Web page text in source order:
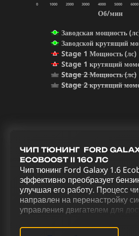
Об/мин
Заводская мощность
Заводской крутящий
Stage 1 Мощность (лс)
Stage 1 крутящий
Stage 2 Мощность (лс)
Stage 2 крутящий
0 1000 2000 3000 4000 5000 6000
ЧИП ТЮНИНГ FORD
ECOBOOST II 160 ЛС
Чип тюнинг Ford Galaxy 1.6
эффективно преобразует
улучшая его работу. Процесс
направлен на перенастройку
управления двигателем для
комплексного тюнинга для Ford